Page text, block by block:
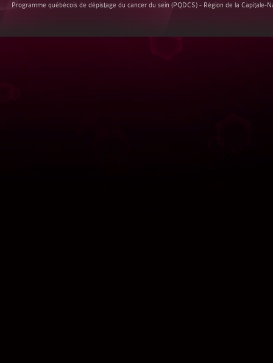
Programme québécois de dépistage du cancer du sein (PQDCS) - Région de la Capitale-